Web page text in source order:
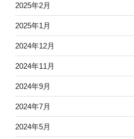
2025年2月
2025年1月
2024年12月
2024年11月
2024年9月
2024年7月
2024年5月